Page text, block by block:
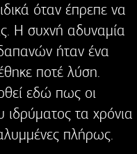
όταν έπρεπε να
Η συχνή αδυναμία
ήταν ένα
ποτέ λύση.
εδώ πως οι
ιδρύματος τα χρόνια
πλήρως.